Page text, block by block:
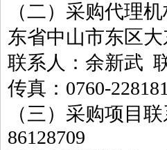
（二）采购代理
东省中山市东区
联系人：余新武
传真：0760-
（三）采购项目
86128709